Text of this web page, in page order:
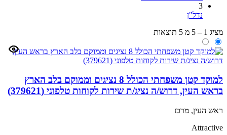
3
נדל"ן
מציג 1 – 5 מ 5 תוצאות
למוקד קטן משפחתי הכולל 8 נציגים וממוקם בלב הארץ
בראש העין, דרוש/ה נציג/ת שירות לקוחות טלפוני (379621)
ראש העין, מרכז
Attractive